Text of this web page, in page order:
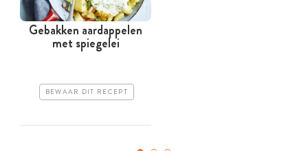
Gebakken aardappelen
met spiegelei
BEWAAR DIT RECEPT